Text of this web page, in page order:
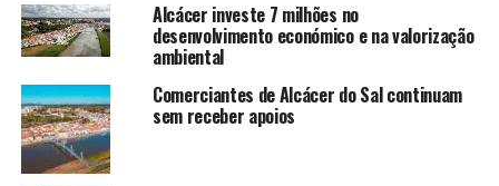
Alcácer investe 7 milhões no
desenvolvimento económico e na valorização
ambiental
Comerciantes de Alcácer do Sal continuam
sem receber apoios